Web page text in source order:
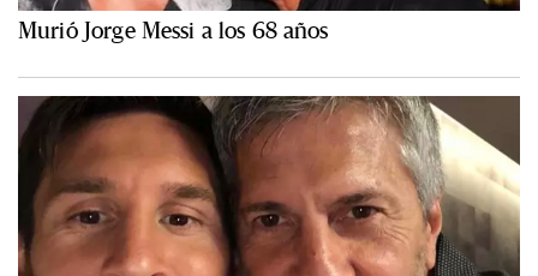
Murió Jorge Messi a los 68 años